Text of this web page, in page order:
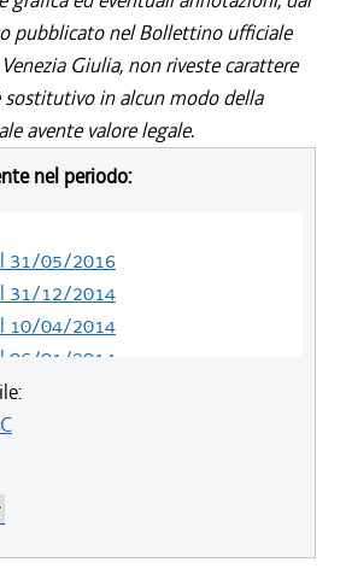
pubblicato nel Bollettino ufficiale
Giulia, non riveste carattere
in alcun modo della
avente valore legale.
nel periodo:
31/05/2016
31/12/2014
10/04/2014
06/01/2014